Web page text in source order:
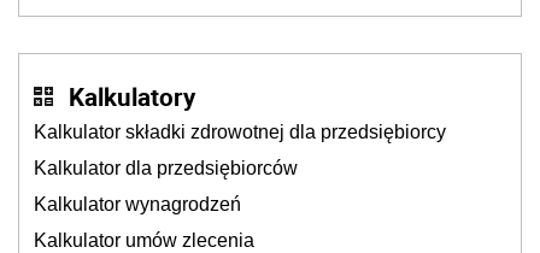
Kalkulatory
Kalkulator składki zdrowotnej dla przedsiębiorcy
Kalkulator dla przedsiębiorców
Kalkulator wynagrodzeń
Kalkulator umów zlecenia